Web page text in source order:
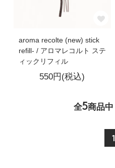
aroma recolte (new) stick
refill- / アロマレコルト ステ
ィックリフィル
550円(税込)
全5商品中
1